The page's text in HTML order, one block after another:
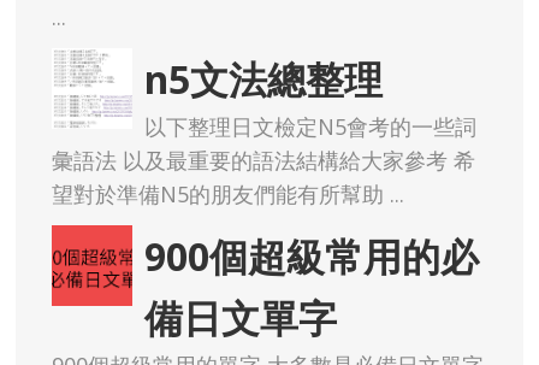
...
n5文法總整理
以下整理日文檢定N5會考的一些詞
彙語法 以及最重要的語法結構給大家參考 希
望對於準備N5的朋友們能有所幫助 ...
900個超級常用的必
備日文單字